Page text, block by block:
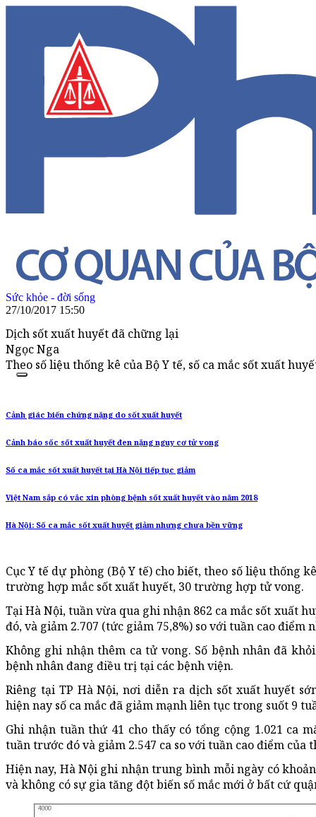
Sức khỏe - đời sống
27/10/2017 15:50
Dịch sốt xuất huyết đã chững lại
Ngọc Nga
Theo số liệu thống kê của Bộ Y tế, số ca mắc sốt xuất
Cảnh giác biến chứng nặng do sốt xuất huyết
Cảnh báo sốc sốt xuất huyết đen nặng nguy cơ tử vong
Số ca mắc sốt xuất huyết tại Hà Nội tiếp tục giảm
Việt Nam sắp có vắc xin phòng bệnh sốt xuất huyết vào năm 2018
Hà Nội: Số ca mắc sốt xuất huyết giảm nhưng chưa bền vững
Cục Y tế dự phòng (Bộ Y tế) cho biết, theo số liệu thống
trường hợp mắc sốt xuất huyết, 30 trường hợp tử vong.
Tại Hà Nội, tuần vừa qua ghi nhận 862 ca mắc sốt xuất
đó, và giảm 2.707 (tức giảm 75,8%) so với tuần cao điểm
Không ghi nhận thêm ca tử vong. Số bệnh nhân đã
bệnh nhân đang điều trị tại các bệnh viện.
Riêng tại TP Hà Nội, nơi diễn ra dịch sốt xuất huyết
hiện nay số ca mắc đã giảm mạnh liên tục trong suốt 9
Ghi nhận tuần thứ 41 cho thấy có tổng cộng 1.021 ca
tuần trước đó và giảm 2.547 ca so với tuần cao điểm của
Hiện nay, Hà Nội ghi nhận trung bình mỗi ngày có
và không có sự gia tăng đột biến số mắc mới ở bất cứ